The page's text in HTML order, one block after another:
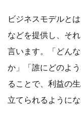
ビジネスモデルと
などを提供し、そ
言います。「どん
か」「誰にどのよ
ることで、利益の
立てられるようにな